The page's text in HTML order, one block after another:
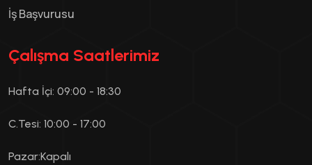
İş Başvurusu
Çalışma Saatlerimiz
Hafta İçi: 09:00 - 18:30
C.Tesi: 10:00 - 17:00
Pazar:Kapalı